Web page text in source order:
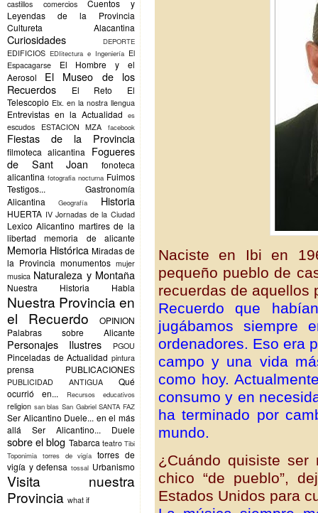
castillos
comercios
Cuentos y
Leyendas de la Provincia
Cultureta Alacantina
Curiosidades DEPORTE
EDIFICIOS EDIitectura e Ingeniería El
Espacagarse
El Hombre y el
Aerosol
El Museo de los
Recuerdos
El Reto
El
Telescopio Elx. en la nostra llengua
Entrevistas en la Actualidad es
escudos ESTACION MZA facebook
Fiestas de la Provincia
filmoteca alicantina
Fogueres
de Sant Joan
fonoteca
alicantina fotografia nocturna Fuimos
Testigos...
Gastronomía
Alicantina
Geografía Historia
HUERTA IV Jornadas de la Ciudad
Lexico Alicantino martires de la
libertad
memoria de alicante
Memoria Histórica Miradas de
la Provincia monumentos mujer
musica Naturaleza y Montaña
Nuestra Historia Habla
Nuestra Provincia en
el Recuerdo
OPINION
Palabras sobre Alicante
Personajes Ilustres PGOU
Pinceladas de Actualidad pintura
prensa PUBLICACIONES
PUBLICIDAD ANTIGUA
Qué
ocurrió en...
Recursos educativos
religion san blas San Gabriel SANTA FAZ
Ser Alicantino Duele... en el más
allá
Ser Alicantino... Duele
sobre el blog Tabarca teatro Tibi
Toponimia torres de vigía torres de
vigía y defensa tossal Urbanismo
Visita nuestra
Provincia what if
Naciste en Ibi en
pequeño pueblo de
recuerdas de aquellos
Recuerdo que
jugábamos siempre
ordenadores. Eso era
campo y una vida
como hoy.
consumo y en
ha terminado por
mundo.
¿Cuándo quisiste
chico “de pueblo”,
Estados Unidos para